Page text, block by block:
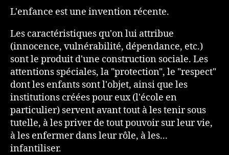
L'enfance est une invention récente.
Les caractéristiques qu'on lui attribue
(innocence, vulnérabilité, dépendance, etc.)
sont le produit d'une construction sociale. Les
attentions spéciales, la "protection", le "respect"
dont les enfants sont l'objet, ainsi que les
institutions créées pour eux (l'école en
particulier) servent avant tout à les tenir sous
tutelle, à les priver de tout pouvoir sur leur vie,
à les enfermer dans leur rôle, à les...
infantiliser.